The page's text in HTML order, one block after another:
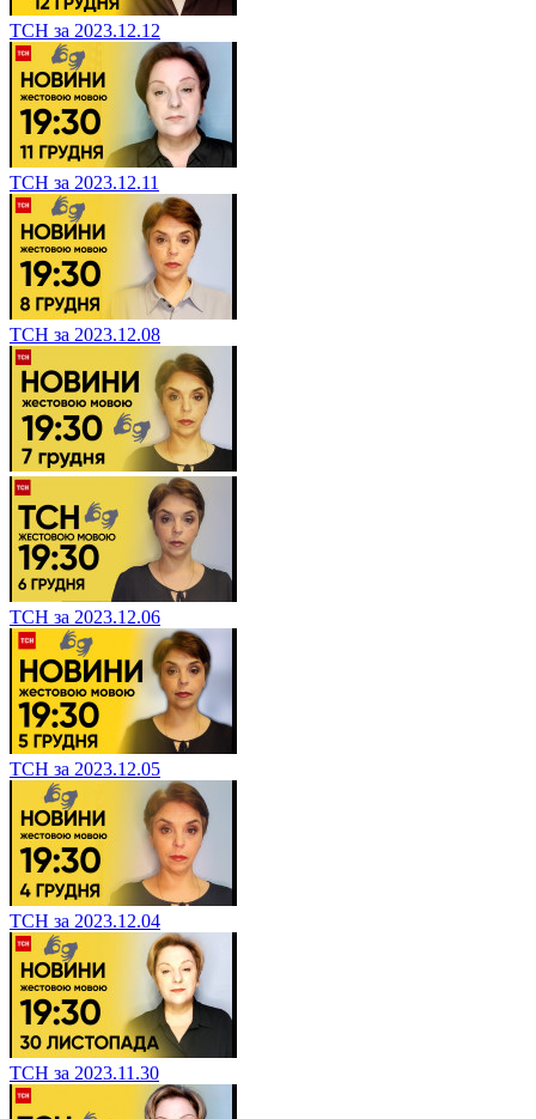
ТСН за 2023.12.12
ТСН за 2023.12.11
ТСН за 2023.12.08
ТСН за 2023.12.06
ТСН за 2023.12.05
ТСН за 2023.12.04
ТСН за 2023.11.30